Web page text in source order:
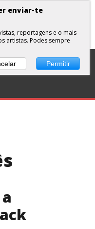
PLAYLISTS
enviar-te
reportagens e o mais
artistas. Podes sempre
Permitir